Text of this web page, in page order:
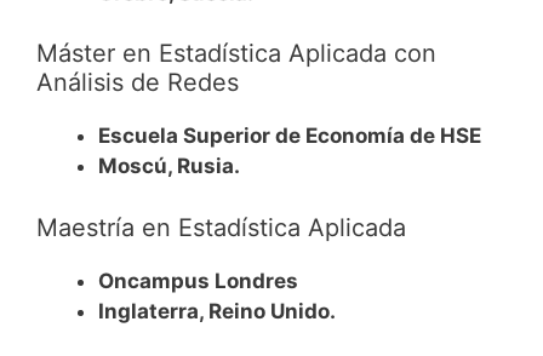
Máster en Estadística Aplicada con
Análisis de Redes
Escuela Superior de Economía de HSE
Moscú, Rusia.
Maestría en Estadística Aplicada
Oncampus Londres
Inglaterra, Reino Unido.